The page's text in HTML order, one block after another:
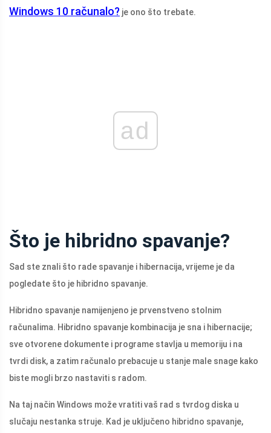
Windows 10 računalo? je ono što trebate.
ad
Što je hibridno spavanje?
Sad ste znali što rade spavanje i hibernacija, vrijeme je da
pogledate što je hibridno spavanje.
Hibridno spavanje namijenjeno je prvenstveno stolnim
računalima. Hibridno spavanje kombinacija je sna i hibernacije;
sve otvorene dokumente i programe stavlja u memoriju i na
tvrdi disk, a zatim računalo prebacuje u stanje male snage kako
biste mogli brzo nastaviti s radom.
Na taj način Windows može vratiti vaš rad s tvrdog diska u
slučaju nestanka struje. Kad je uključeno hibridno spavanje,